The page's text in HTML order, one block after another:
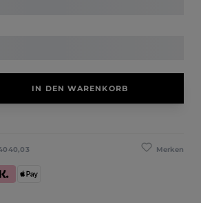
IN DEN WARENKORB
Merken
Debitkarte
(Rechnung / Ratenkauf / Sofort)
Apple Pay